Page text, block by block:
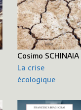
Cosimo SCHINAIA
La crise
écologique